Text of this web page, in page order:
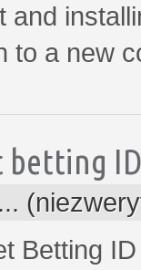
and
to a new
betting
Betting